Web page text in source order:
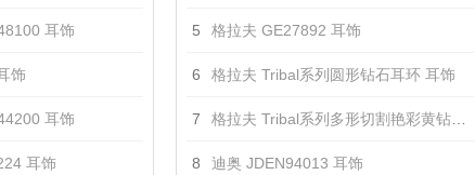
耳饰
饰
耳饰
耳饰
5 格拉夫 GE27892 耳饰
6 格拉夫 Tribal系列圆形钻石耳环 耳饰
7 格拉夫 Tribal系列多形切割艳彩黄钻和白钻耳环 耳饰
8 迪奥 JDEN94013 耳饰